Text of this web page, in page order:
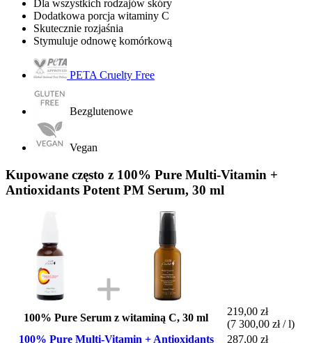
Dla wszystkich rodzajów skóry
Dodatkowa porcja witaminy C
Skutecznie rozjaśnia
Stymuluje odnowę komórkową
PETA Cruelty Free
Bezglutenowe
Vegan
Kupowane często z 100% Pure Multi-Vitamin +
Antioxidants Potent PM Serum, 30 ml
100% Pure Serum z witaminą C, 30 ml
219,00 zł
(7 300,00 zł / l)
100% Pure Multi-Vitamin + Antioxidants
287,00 zł